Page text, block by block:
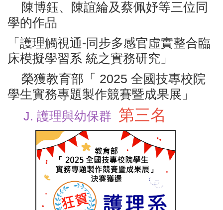
陳博鈺、陳誼綸及蔡佩妤等三位同
學的作品
「護理觸視通-同步多感官虛實整合臨
床模擬學習系 統之實務研究」
榮獲教育部「 2025 全國技專校院
學生實務專題製作競賽暨成果展」
J. 護理與幼保群 第三名